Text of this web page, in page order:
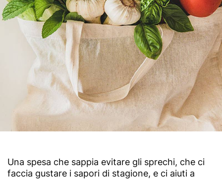
Una spesa che sappia evitare gli sprechi, che ci
faccia gustare i sapori di stagione, e ci aiuti a